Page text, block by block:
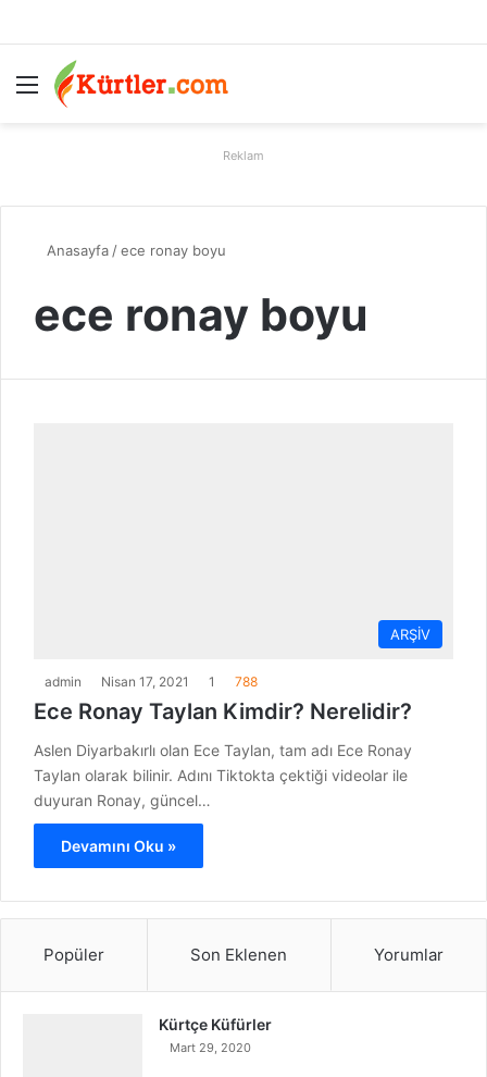
Menü
Reklam
Anasayfa /ece ronay boyu
ece ronay boyu
ARŞİV
admin Nisan 17, 2021 1 788
Ece Ronay Taylan Kimdir? Nerelidir?
Aslen Diyarbakırlı olan Ece Taylan, tam adı Ece Ronay
Taylan olarak bilinir. Adını Tiktokta çektiği videolar ile
duyuran Ronay, güncel…
Devamını Oku »
Popüler Son Eklenen Yorumlar
Kürtçe Küfürler
Mart 29, 2020